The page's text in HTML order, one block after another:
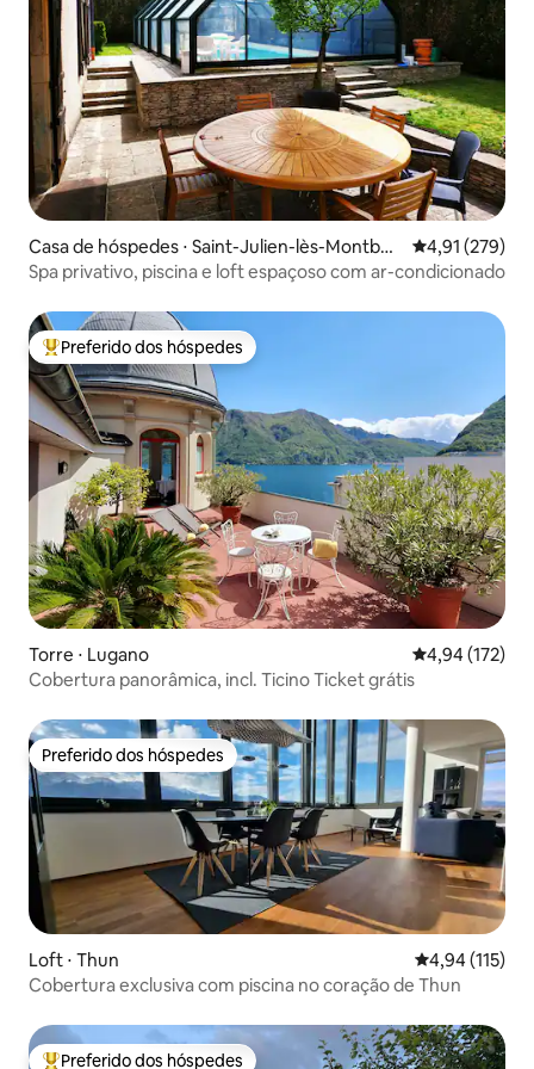
Casa de hóspedes ⋅ Saint-Julien-lès-Montbéli
ard
4,91 de uma
4,91 (279)
Spa privativo, piscina e loft espaçoso com ar-condicionado
Entre os melhores preferidos dos hóspedes
Preferido dos hóspedes
Torre ⋅ Lugano 4,94 de uma
4,94 (172)
Cobertura panorâmica, incl. Ticino Ticket grátis
Preferido dos hóspedes
Preferido dos hóspedes
Loft ⋅ Thun 4,94 de uma
4,94 (115)
Cobertura exclusiva com piscina no coração de Thun
Preferido dos hóspedes